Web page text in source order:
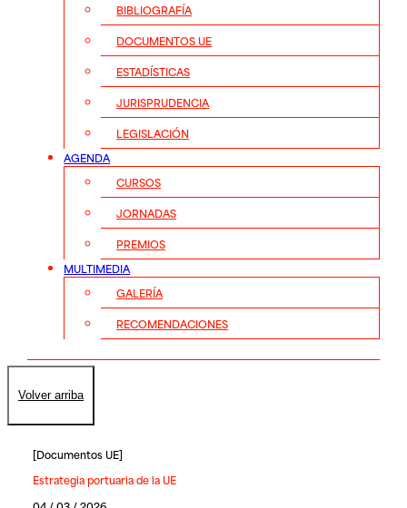
BIBLIOGRAFÍA
DOCUMENTOS UE
ESTADÍSTICAS
JURISPRUDENCIA
LEGISLACIÓN
AGENDA
CURSOS
JORNADAS
PREMIOS
MULTIMEDIA
GALERÍA
RECOMENDACIONES
Volver arriba
[Documentos UE]
Estrategia portuaria de la UE